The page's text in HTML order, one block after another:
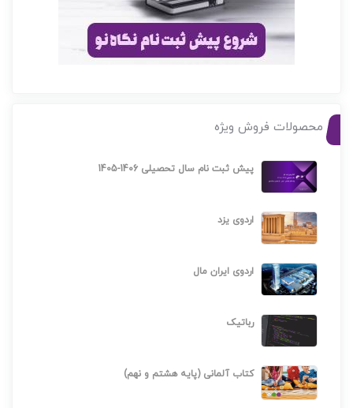
محصولات فروش ویژه
پیش ثبت نام سال تحصیلی 1406-1405
اردوی یزد
اردوی ایران مال
رباتیک
کتاب آلمانی (پایه هشتم و نهم)